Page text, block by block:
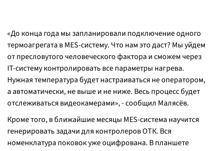
«До конца года мы запланировали подключение одного
термоагрегата в MES-систему. Что нам это даст? Мы уйдем
от пресловутого человеческого фактора и сможем через
IT-систему контролировать все параметры нагрева.
Нужная температура будет настраиваться не оператором,
а автоматически, не выше и не ниже. Весь процесс будет
отслеживаться видеокамерами», - сообщил Малясёв.
Кроме того, в ближайшие месяцы MES-система научится
генерировать задачи для контролеров ОТК. Вся
номенклатура поковок уже оцифрована. В планшете